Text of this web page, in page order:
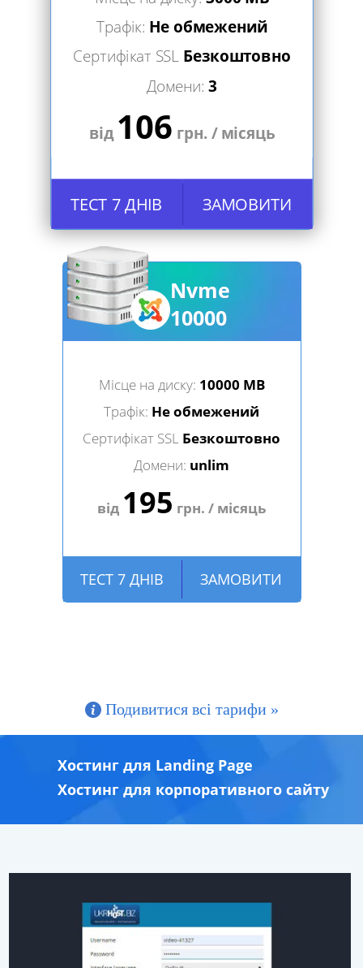
Трафік: Не обмежений
Сертифікат SSLБезкоштовно
Домени: 3
від106 грн. / місяць
ТЕСТ 7 ДНІВ ЗАМОВИТИ
Nvme
10000
Місце на диску: 10000 MB
Трафік: Не обмежений
Сертифікат SSL Безкоштовно
Домени: unlim
від 195 грн. / місяць
ТЕСТ 7 ДНІВ ЗАМОВИТИ
Подивитися всі тарифи »
Хостинг для Landing Page
Хостинг для корпоративного сайту